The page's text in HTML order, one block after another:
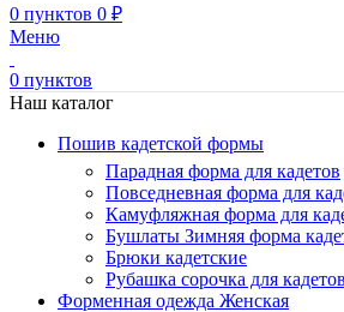
0 пунктов 0 ₽
Меню
0 пунктов
Наш каталог
Пошив кадетской формы
Парадная форма для кадетов
Повседневная форма для
Камуфляжная форма для
Бушлаты Зимняя форма
Брюки кадетские
Рубашка сорочка для кадетов
Форменная одежда Женская